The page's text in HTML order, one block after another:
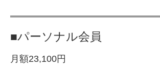
■パーソナル会員
月額23,100円